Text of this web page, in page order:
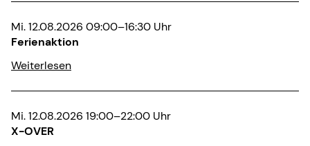
Mi. 12.08.2026 09:00–16:30 Uhr
Ferienaktion
Weiterlesen
Mi. 12.08.2026 19:00–22:00 Uhr
X-OVER